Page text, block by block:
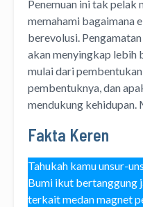
Penemuan ini tak pelak
memahami bagaimana
berevolusi.
akan menyingkap lebih
mulai dari
pembentuknya, dan
mendukung kehidupan.
Fakta Keren
Tahukah kamu unsur-
Bumi ikut bertanggung
terkait medan magnet